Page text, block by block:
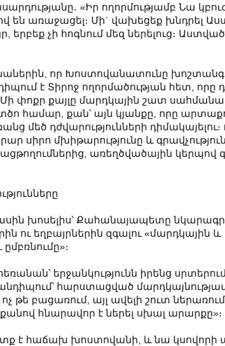
«Իր ողորմությամբ Նա
են առաջացել։ Մի´ վախեցեք խնդրել
երբեք չի հոգնում մեզ ներելուց։
որ Խոստովանատունը
է Տիրոջ ողորմածության հետ, որը
փոքր քայլը մարդկային շատ
համար, քան՝ այն կյանքը, որը
մեծ դժվարությունների դիմակայելու։
սիրո մխիթարությունը և
առեղծվածային կերպով
խոսելիս՝ Քահանայապետը
ու եղբայրներին զգալու «մարդկային և
երջանկությունն իրենց
հարստացված
ոչ թե բացառում, այլ ավելի շուտ
հնարավոր է ներել սխալ արարքը»։
է հաճախ խոստովանի, և նա կսովորի